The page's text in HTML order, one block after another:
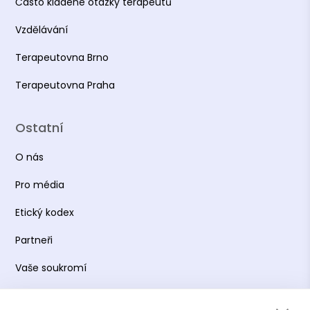
Seminář: Práce se stresem. PhDr. Alena
psychosociálních studií.
Seminář: Terapie zaměřená na tělo. Eli
Jana Nováčková, CSc.
Kurz: Sandtray I - Úvod do metody - Mgr.
Kurz: Sandtray III - Osobní zdroje - Mgr.
Veronika Galusková
Kurz: Sandtray V - Práce s tělem- Mgr.
Vzdělávání
Terapeutovna Brno
Terapeutovna Praha
Ostatní
O nás
Pro média
Etický kodex
Partneři
Vaše soukromí